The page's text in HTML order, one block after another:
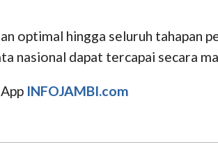
optimal hingga seluruh tahapan
nasional dapat tercapai secara
INFOJAMBI.com